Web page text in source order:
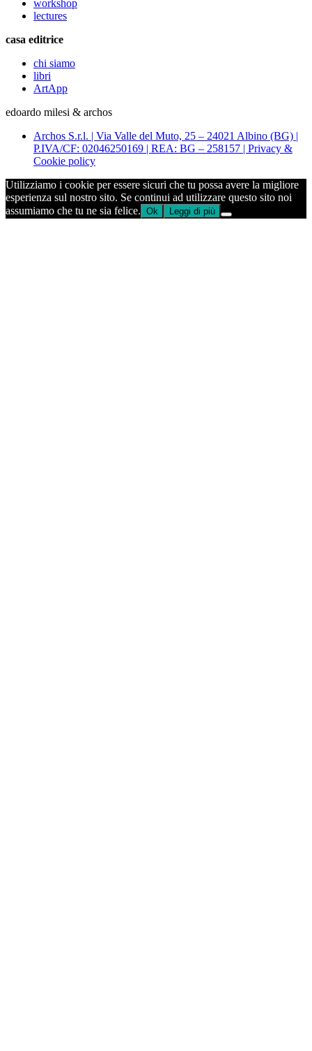
workshop
lectures
casa editrice
chi siamo
libri
ArtApp
edoardo milesi & archos
Archos S.r.l. | Via Valle del Muto, 25 – 24021 Albino (BG) |
P.IVA/CF: 02046250169 | REA: BG – 258157 | Privacy &
Cookie policy
Utilizziamo i cookie per essere sicuri che tu possa avere la migliore
esperienza sul nostro sito. Se continui ad utilizzare questo sito noi
assumiamo che tu ne sia felice. Ok Leggi di più